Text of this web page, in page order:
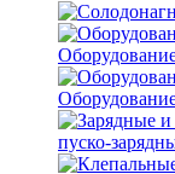
пуско-